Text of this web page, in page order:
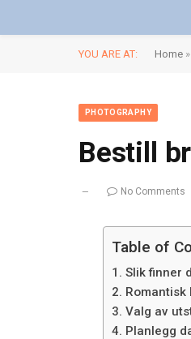
YOU ARE AT: Home »
PHOTOGRAPHY
Bestill
No Comments
Table of
Slik finner
Valg av
Planlegg